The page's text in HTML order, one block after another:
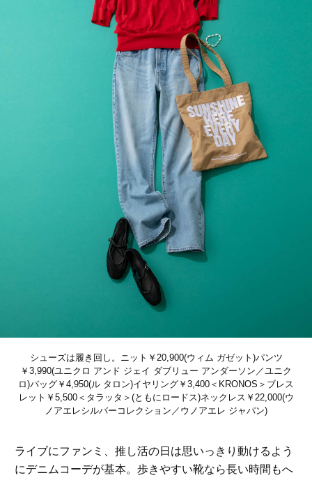
シューズは履き回し。ニット￥20,900(ウィム ガゼット)パンツ
￥3,990(ユニクロ アンド ジェイ ダブリュー アンダーソン／ユニク
ロ)バッグ￥4,950(ル タロン)イヤリング￥3,400＜KRONOS＞ブレス
レット￥5,500＜タラッタ＞(ともにロードス)ネックレス￥22,000(ウ
ノアエレシルバーコレクション／ウノアエレ ジャパン)
ライブにファンミ、推し活の日は思いっきり動けるよう
にデニムコーデが基本。歩きやすい靴なら長い時間もへ